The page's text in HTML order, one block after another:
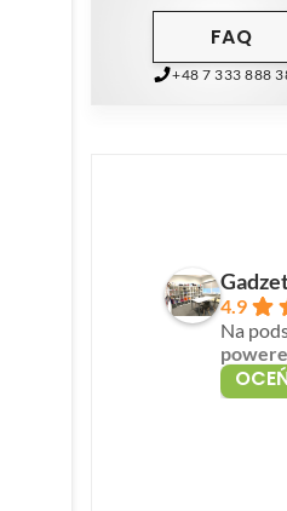
FAQ
+48 7 333 888
4.9
Na